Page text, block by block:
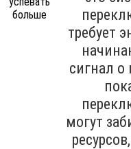
требует
сигнал о
могут